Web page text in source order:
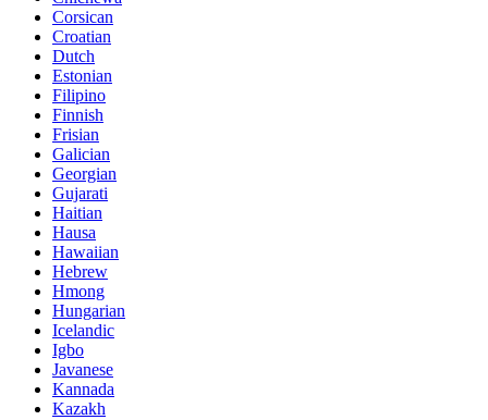
Corsican
Croatian
Dutch
Estonian
Filipino
Finnish
Frisian
Galician
Georgian
Gujarati
Haitian
Hausa
Hawaiian
Hebrew
Hmong
Hungarian
Icelandic
Igbo
Javanese
Kannada
Kazakh